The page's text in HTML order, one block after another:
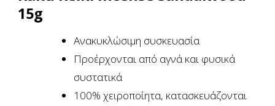
15g
Ανακυκλώσιμη συσκευασία
Προέρχονται από αγνά και φυσικά
συστατικά
100% χειροποίητα, κατασκευάζονται